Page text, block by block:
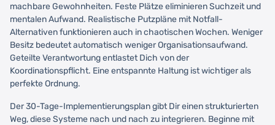
machbare Gewohnheiten. Feste Plätze eliminieren Suchzeit und
mentalen Aufwand. Realistische Putzpläne mit Notfall-
Alternativen funktionieren auch in chaotischen Wochen. Weniger
Besitz bedeutet automatisch weniger Organisationsaufwand.
Geteilte Verantwortung entlastet Dich von der
Koordinationspflicht. Eine entspannte Haltung ist wichtiger als
perfekte Ordnung.
Der 30-Tage-Implementierungsplan gibt Dir einen strukturierten
Weg, diese Systeme nach und nach zu integrieren. Beginne mit